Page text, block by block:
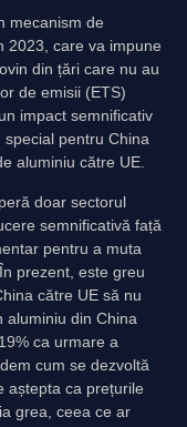
mecanism de
2023, care va impune
din țări care nu au
de emisii (ETS)
impact semnificativ
pentru China
aluminiu către UE.
doar sectorul
semnificativă față
pentru a muta
prezent, este greu
către UE să nu
aluminiu din China
ca urmare a
cum se dezvoltă
aștepta ca prețurile
grea, ceea ce ar